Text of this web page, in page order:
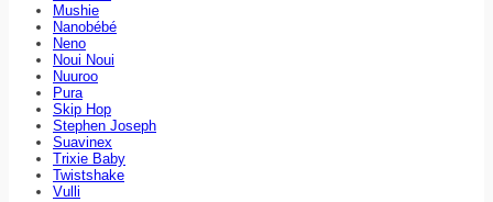
Mushie
Nanobébé
Neno
Noui Noui
Nuuroo
Pura
Skip Hop
Stephen Joseph
Suavinex
Trixie Baby
Twistshake
Vulli